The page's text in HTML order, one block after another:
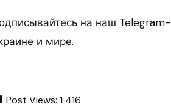
на наш
и мире.
Post Views: 1 416